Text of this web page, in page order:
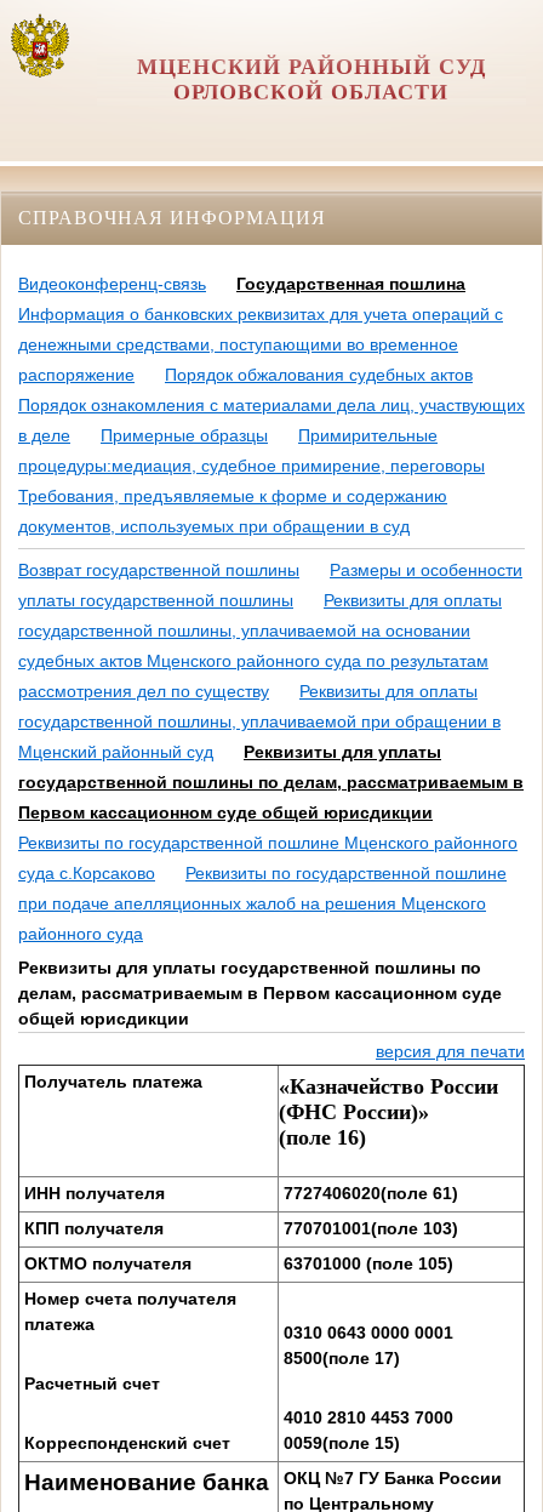
МЦЕНСКИЙ РАЙОННЫЙ СУД
ОРЛОВCКОЙ ОБЛАСТИ
СПРАВОЧНАЯ ИНФОРМАЦИЯ
Видеоконференц-связь
Государственная пошлина
Информация о банковских реквизитах для учета операций с
денежными средствами, поступающими во временное
распоряжение
Порядок обжалования судебных актов
Порядок ознакомления с материалами дела лиц, участвующих
в деле
Примерные образцы
Примирительные
процедуры:медиация, судебное примирение, переговоры
Требования, предъявляемые к форме и содержанию
документов, используемых при обращении в суд
Возврат государственной пошлины
Размеры и особенности
уплаты государственной пошлины
Реквизиты для оплаты
государственной пошлины, уплачиваемой на основании
судебных актов Мценского районного суда по результатам
рассмотрения дел по существу
Реквизиты для оплаты
государственной пошлины, уплачиваемой при обращении в
Мценский районный суд
Реквизиты для уплаты
государственной пошлины по делам, рассматриваемым в
Первом кассационном суде общей юрисдикции
Реквизиты по государственной пошлине Мценского районного
суда с.Корсаково
Реквизиты по государственной пошлине
при подаче апелляционных жалоб на решения Мценского
районного суда
Реквизиты для уплаты государственной пошлины по
делам, рассматриваемым в Первом кассационном суде
общей юрисдикции
версия для печати
Получатель платежа
«Казначейство России
(ФНС России)»
(поле 16)
ИНН получателя 7727406020(поле 61)
КПП получателя
770701001(поле 103)
ОКТМО получателя
63701000 (поле 105)
Номер счета получателя
платежа
Расчетный счет
Корреспонденский счет
0310 0643 0000 0001
8500(поле 17)
4010 2810 4453 7000
0059(поле 15)
Наименование банка
ОКЦ №7 ГУ Банка России
по Центральному